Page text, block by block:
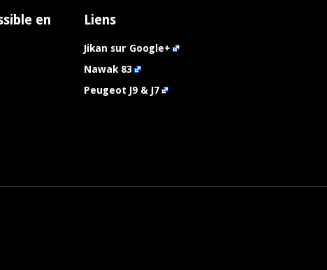
en Liens
Jikan sur Google+
Nawak 83
Peugeot J9 & J7